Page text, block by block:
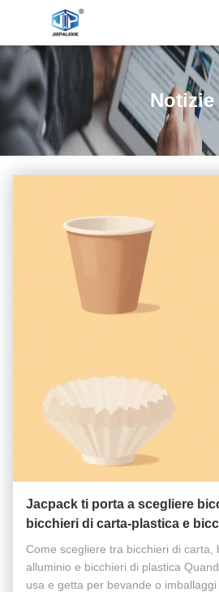
Notizie
Jacpack ti porta a scegliere
bicchieri di carta-plastica e
Come scegliere tra bicchieri di carta,
alluminio e bicchieri di plastica
usa e getta per bevande o